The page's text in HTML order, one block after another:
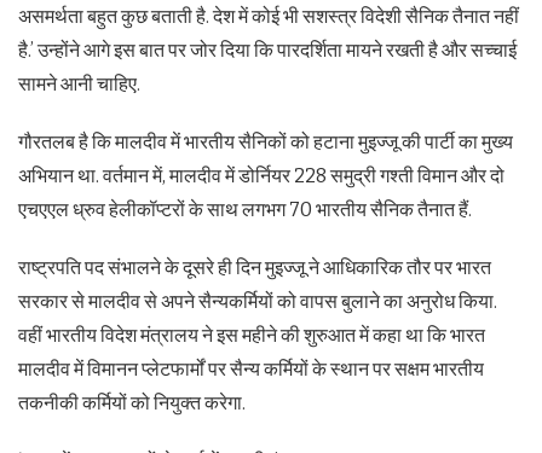
असमर्थता बहुत कुछ बताती है. देश में कोई भी सशस्त्र विदेशी सैनिक तैनात नहीं
है.’ उन्होंने आगे इस बात पर जोर दिया कि पारदर्शिता मायने रखती है और सच्चाई
सामने आनी चाहिए.
गौरतलब है कि मालदीव में भारतीय सैनिकों को हटाना मुइज्जू की पार्टी का मुख्य
अभियान था. वर्तमान में, मालदीव में डोर्नियर 228 समुद्री गश्ती विमान और दो
एचएएल ध्रुव हेलीकॉप्टरों के साथ लगभग 70 भारतीय सैनिक तैनात हैं.
राष्ट्रपति पद संभालने के दूसरे ही दिन मुइज्जू ने आधिकारिक तौर पर भारत
सरकार से मालदीव से अपने सैन्यकर्मियों को वापस बुलाने का अनुरोध किया.
वहीं भारतीय विदेश मंत्रालय ने इस महीने की शुरुआत में कहा था कि भारत
मालदीव में विमानन प्लेटफार्मों पर सैन्य कर्मियों के स्थान पर सक्षम भारतीय
तकनीकी कर्मियों को नियुक्त करेगा.